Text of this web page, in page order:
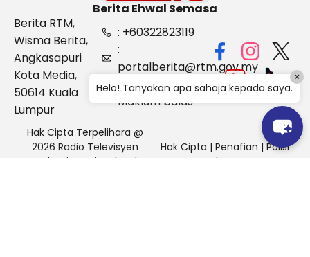
Berita Ehwal Semasa
Berita RTM,
Wisma Berita,
Angkasapuri
Kota Media,
50614 Kuala
Lumpur
: +60322823119
:
portalberita@rtm.gov.my
: Aduan &
Maklum balas
Hak Cipta Terpelihara @
2026 Radio Televisyen
Malaysia, Berita Ehwal
Hak Cipta | Penafian | Polisi
Keselamatan
Helo! Tanyakan apa sahaja kepada saya.
×